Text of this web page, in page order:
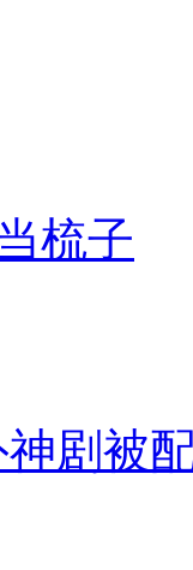
梳子
剧被